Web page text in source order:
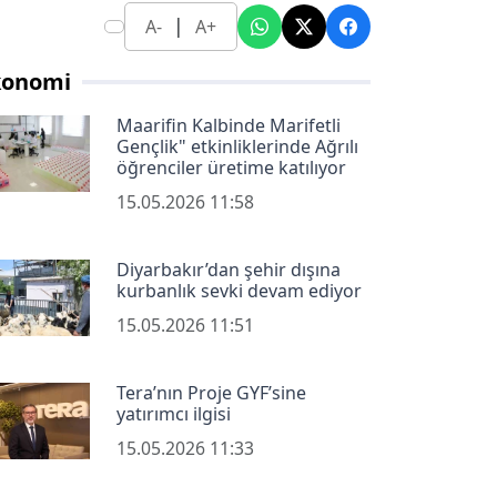
A- | A+
Maarifin Kalbinde Marifetli
Gençlik" etkinliklerinde Ağrılı
öğrenciler üretime katılıyor
15.05.2026 11:58
Diyarbakır’dan şehir dışına
kurbanlık sevki devam ediyor
15.05.2026 11:51
Tera’nın Proje GYF’sine
yatırımcı ilgisi
15.05.2026 11:33